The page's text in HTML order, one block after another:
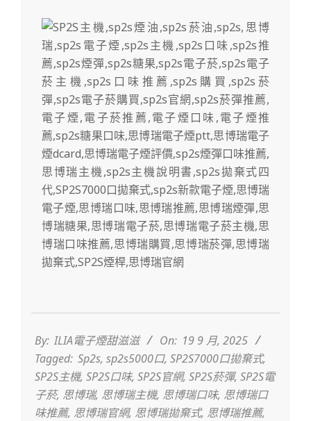
19
By: ILIA電子煙甜滋滋 On: 19 9 月, 2025
Tagged: Sp2s, sp2s5000口, SP2S7000口拋棄式,
SP2S主機, SP2S口味, SP2S官網, SP2S菸彈, SP2S電
子菸, 思博瑞, 思博瑞主機, 思博瑞口味, 思博瑞口
味推薦, 思博瑞官網, 思博瑞拋棄式, 思博瑞推薦,